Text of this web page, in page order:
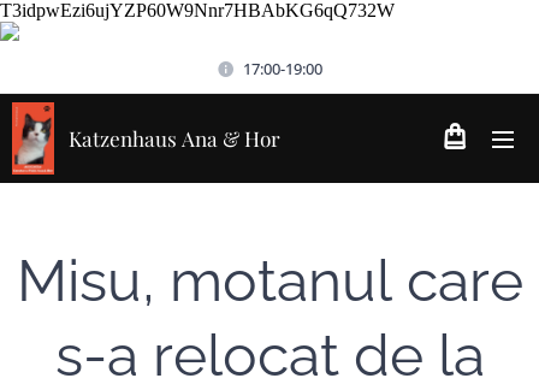
T3idpwEzi6ujYZP60W9Nnr7HBAbKG6qQ732W
17:00-19:00
Katzenhaus Ana & Hor
Misu, motanul care
s-a relocat de la